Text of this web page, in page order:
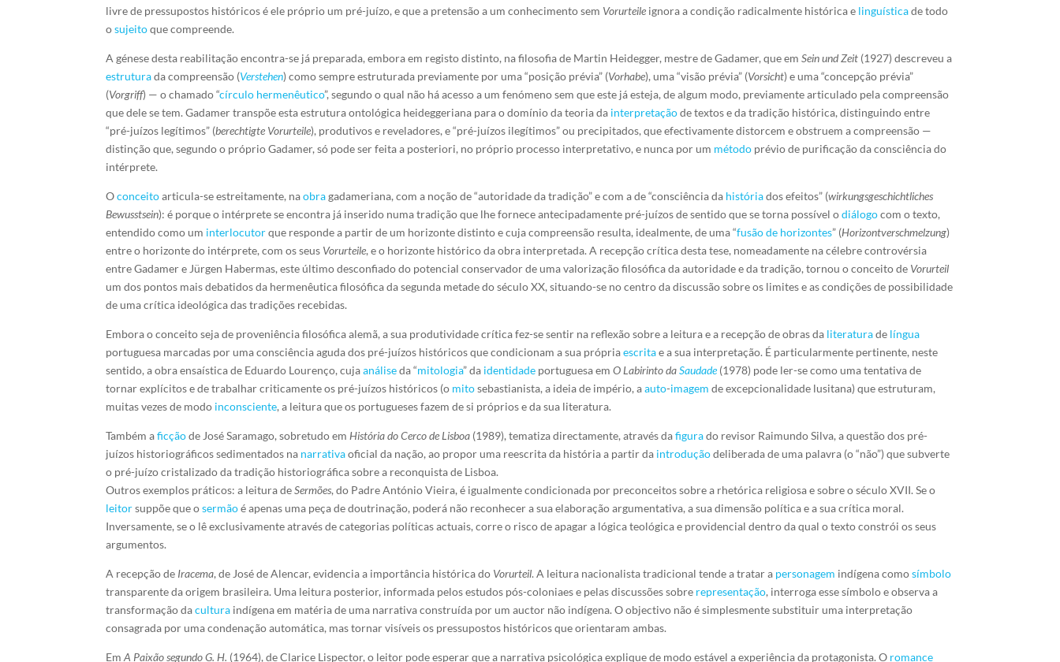
livre de pressupostos históricos é ele próprio um pré-juízo, e que a pretensão a um conhecimento sem Vorurteile ignora a condição radicalmente histórica e linguísticade todo
osujeitoque compreende.
A génese desta reabilitação encontra-se já preparada, embora em registo distinto, na filosofia de Martin Heidegger, mestre de Gadamer, que emSein und Zeit (1927) descreveu a
estruturada compreensão (Verstehen) como sempre estruturada previamente por uma “posição prévia” (Vorhabe), uma “visão prévia” (Vorsicht) e uma “concepção prévia”
(Vorgriff) — o chamado “círculo hermenêutico”, segundo o qual não há acesso a um fenómeno sem que este já esteja, de algum modo, previamente articulado pela compreensão
que dele se tem. Gadamer transpõe esta estrutura ontológica heideggeriana para o domínio da teoria da interpretaçãode textos e da tradição histórica, distinguindo entre
“pré-juízos legítimos” (berechtigte Vorurteile), produtivos e reveladores, e “pré-juízos ilegítimos” ou precipitados, que efectivamente distorcem e obstruem a compreensão —
distinção que, segundo o próprio Gadamer, só pode ser feita a posteriori, no próprio processo interpretativo, e nunca por um método prévio de purificação da consciência do
intérprete.
Oconceitoarticula-se estreitamente, naobragadameriana, com a noção de “autoridade da tradição” e com a de “consciência da históriados efeitos” (wirkungsgeschichtliches
Bewusstsein): é porque o intérprete se encontra já inserido numa tradição que lhe fornece antecipadamente pré-juízos de sentido que se torna possível odiálogocom o texto,
entendido como um interlocutorque responde a partir de um horizonte distinto e cuja compreensão resulta, idealmente, de uma “fusão de horizontes” (Horizontverschmelzung)
entre o horizonte do intérprete, com os seus Vorurteile, e o horizonte histórico da obra interpretada. A recepção crítica desta tese, nomeadamente na célebre controvérsia
entre Gadamer e Jürgen Habermas, este último desconfiado do potencial conservador de uma valorização filosófica da autoridade e da tradição, tornou o conceito de Vorurteil
um dos pontos mais debatidos da hermenêutica filosófica da segunda metade do século XX, situando-se no centro da discussão sobre os limites e as condições de possibilidade
de uma crítica ideológica das tradições recebidas.
Embora o conceito seja de proveniência filosófica alemã, a sua produtividade crítica fez-se sentir na reflexão sobre a leitura e a recepção de obras da literaturade língua
portuguesa marcadas por uma consciência aguda dos pré-juízos históricos que condicionam a sua própriaescritae a sua interpretação. É particularmente pertinente, neste
sentido, a obra ensaística de Eduardo Lourenço, cujaanáliseda “mitologia” da identidade portuguesa emO Labirinto daSaudade(1978) pode ler-se como uma tentativa de
tornar explícitos e de trabalhar criticamente os pré-juízos históricos (o mitosebastianista, a ideia de império, aauto-imagem de excepcionalidade lusitana) que estruturam,
muitas vezes de modo inconsciente, a leitura que os portugueses fazem de si próprios e da sua literatura.
Também aficçãode José Saramago, sobretudo em História do Cerco de Lisboa (1989), tematiza directamente, através dafigurado revisor Raimundo Silva, a questão dos pré-
juízos historiográficos sedimentados na narrativaoficial da nação, ao propor uma reescrita da história a partir da introduçãodeliberada de uma palavra (o “não”) que subverte
o pré-juízo cristalizado da tradição historiográfica sobre a reconquista de Lisboa.
Outros exemplos práticos: a leitura deSermões, do Padre António Vieira, é igualmente condicionada por preconceitos sobre a rhetórica religiosa e sobre o século XVII. Se o
leitorsuppõe que osermãoé apenas uma peça de doutrinação, poderá não reconhecer a sua elaboração argumentativa, a sua dimensão política e a sua crítica moral.
Inversamente, se o lê exclusivamente através de categorias políticas actuais, corre o risco de apagar a lógica teológica e providencial dentro da qual o texto constrói os seus
argumentos.
A recepção de Iracema, de José de Alencar, evidencia a importância histórica do Vorurteil. A leitura nacionalista tradicional tende a tratar a personagem indígena comosímbolo
transparente da origem brasileira. Uma leitura posterior, informada pelos estudos pós-coloniaes e pelas discussões sobre representação, interroga esse símbolo e observa a
transformação dacultura indígena em matéria de uma narrativa construída por um auctor não indígena. O objectivo não é simplesmente substituir uma interpretação
consagrada por uma condenação automática, mas tornar visíveis os pressupostos históricos que orientaram ambas.
EmA Paixão segundo G. H. (1964), de Clarice Lispector, o leitor pode esperar que a narrativa psicológica explique de modo estável a experiência da protagonista. O romance